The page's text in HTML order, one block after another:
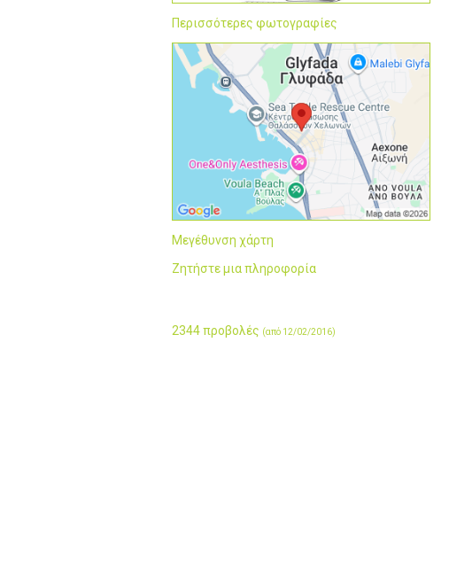
Περισσότερες φωτογραφίες
Μεγέθυνση χάρτη
Ζητήστε μια πληροφορία
2344 προβολές (από 12/02/2016)